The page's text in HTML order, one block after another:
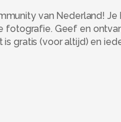
van Nederland!
fotografie. Geef en
gratis (voor altijd) en